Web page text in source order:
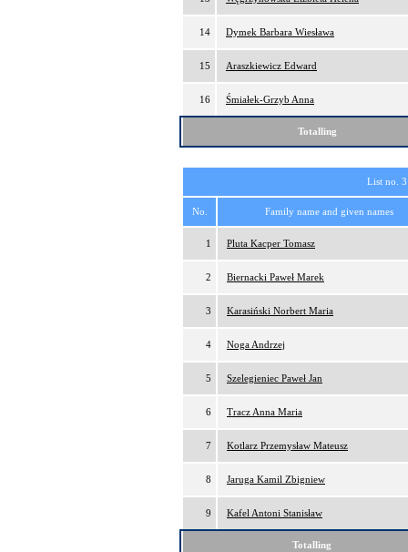
14 Dymek Barbara Wiesława
15 Araszkiewicz Edward
16 Śmiałek-Grzyb Anna
Totalling
List no.
No. Family name and given names
1 Pluta Kacper Tomasz
2 Biernacki Paweł Marek
3 Karasiński Norbert Maria
4 Noga Andrzej
5 Szelegieniec Paweł Jan
6 Tracz Anna Maria
7 Kotlarz Przemysław Mateusz
8 Jaruga Kamil Zbigniew
9 Kafel Antoni Stanisław
Totalling